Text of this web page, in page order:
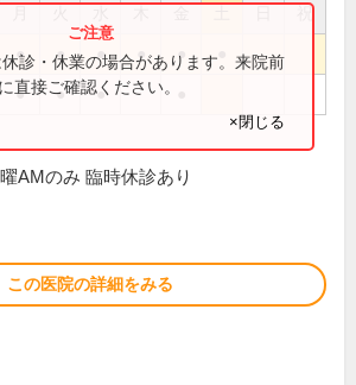
祝
● ● ● ● ●
● ● ●
診・休業の場合があります。来院前
直接ご確認ください。
×閉じる
AMのみ 臨時休診あり
この医院の詳細をみる